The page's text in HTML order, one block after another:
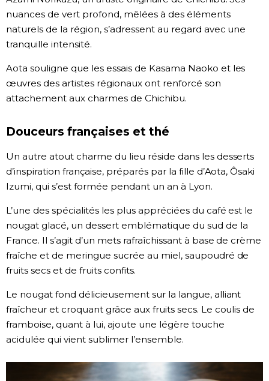
nuances de vert profond, mêlées à des éléments
naturels de la région, s’adressent au regard avec une
tranquille intensité.
Aota souligne que les essais de Kasama Naoko et les
œuvres des artistes régionaux ont renforcé son
attachement aux charmes de Chichibu.
Douceurs françaises et thé
Un autre atout charme du lieu réside dans les desserts
d’inspiration française, préparés par la fille d’Aota, Ôsaki
Izumi, qui s’est formée pendant un an à Lyon.
L’une des spécialités les plus appréciées du café est le
nougat glacé, un dessert emblématique du sud de la
France. Il s’agit d’un mets rafraîchissant à base de crème
fraîche et de meringue sucrée au miel, saupoudré de
fruits secs et de fruits confits.
Le nougat fond délicieusement sur la langue, alliant
fraîcheur et croquant grâce aux fruits secs. Le coulis de
framboise, quant à lui, ajoute une légère touche
acidulée qui vient sublimer l’ensemble.